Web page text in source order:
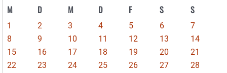
M D M D F S S
1 2 3 4 5 6
7
8
9 10 11 12 13
14
15
16 17 18 19 20
21
22
23 24 25 26 27
28